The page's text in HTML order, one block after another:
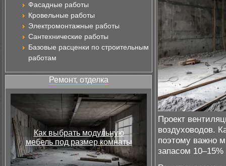
Фасадные работы
Кровельные работы
Электромонтажные работы
Сантехнические работы
Базовые расценки по строительным
работам
Ремонт, отделка
Как выбрать модульную
мебель под размер комнаты
Проект
воздуховодов.
поэтому важно
запасом 10–15%